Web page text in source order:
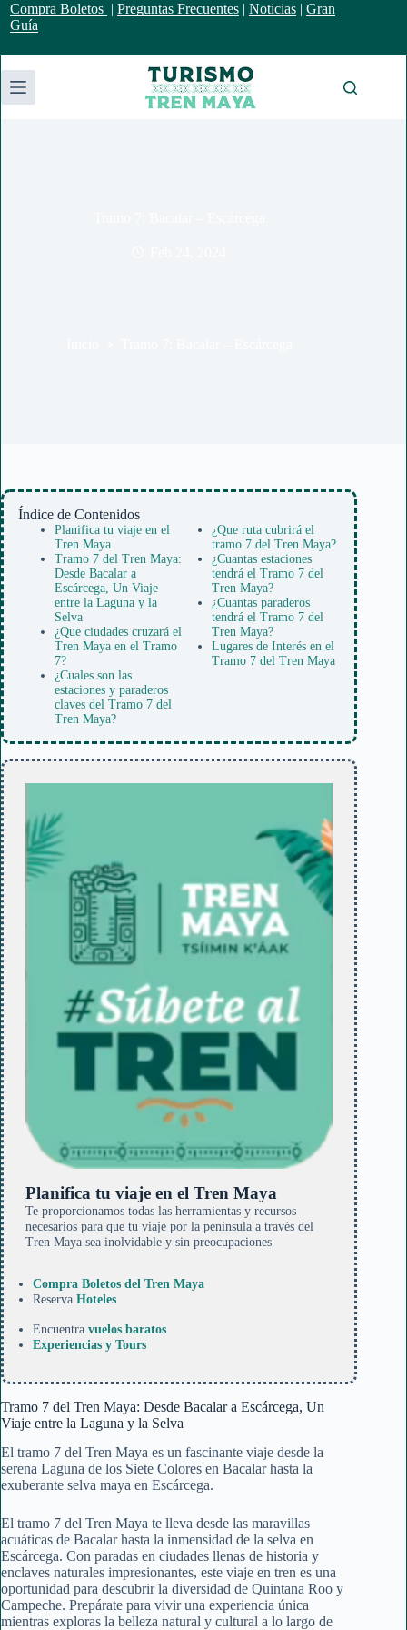
Saltar
Compra Boletos | Preguntas Frecuentes | Noticias | Gran
Guía
Índice de Contenidos
Planifica tu viaje en el
Tren Maya
Tramo 7 del Tren Maya:
Desde Bacalar a
Escárcega, Un Viaje
entre la Laguna y la
Selva
¿Que ciudades cruzará el
Tren Maya en el Tramo
7?
¿Cuales son las
estaciones y paraderos
claves del Tramo 7 del
Tren Maya?
¿Que ruta cubrirá el
tramo 7 del Tren Maya?
¿Cuantas estaciones
tendrá el Tramo 7 del
Tren Maya?
¿Cuantas paraderos
tendrá el Tramo 7 del
Tren Maya?
Lugares de Interés en el
Tramo 7 del Tren Maya
Planifica tu viaje en el Tren Maya
Te proporcionamos todas las herramientas y recursos
necesarios para que tu viaje por la peninsula a través del
Tren Maya sea inolvidable y sin preocupaciones
Compra Boletos del Tren Maya
Reserva Hoteles
Encuentra vuelos baratos
Experiencias y Tours
Tramo 7 del Tren Maya: Desde Bacalar a Escárcega, Un
Viaje entre la Laguna y la Selva
El tramo 7 del Tren Maya es un fascinante viaje desde la
serena Laguna de los Siete Colores en Bacalar hasta la
exuberante selva maya en Escárcega.
El tramo 7 del Tren Maya te lleva desde las maravillas
acuáticas de Bacalar hasta la inmensidad de la selva en
Escárcega. Con paradas en ciudades llenas de historia y
enclaves naturales impresionantes, este viaje en tren es una
oportunidad para descubrir la diversidad de Quintana Roo y
Campeche. Prepárate para vivir una experiencia única
mientras exploras la belleza natural y cultural a lo largo de